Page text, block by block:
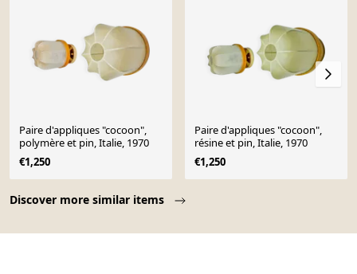
Discover more similar items
Paire d'appliques "cocoon",
polymère et pin, Italie, 1970
€1,250
Paire d'appliques "cocoon",
résine et pin, Italie, 1970
€1,250